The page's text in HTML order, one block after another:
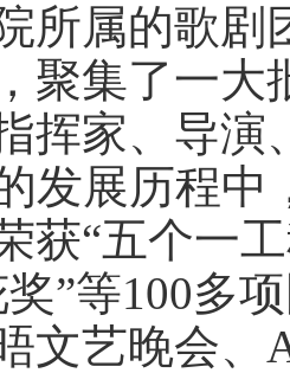
所属的歌剧
聚集了一大
挥家、导演
发展历程中
获“五个一
”等100多
文艺晚会、